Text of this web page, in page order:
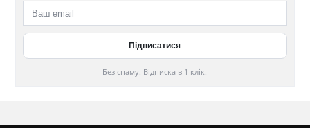
Без спаму. Відписка в 1 клік.